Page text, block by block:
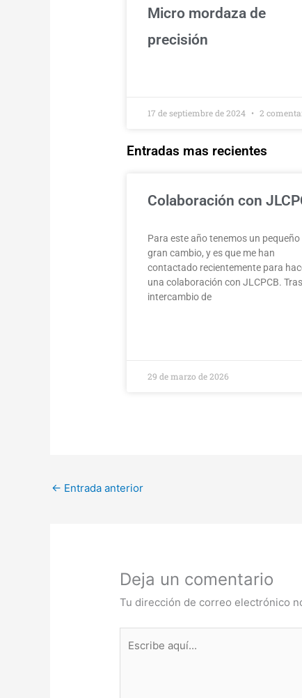
Micro mordaza de
precisión
17 de septiembre de 2024 2
Entradas mas recientes
Colaboración con
Para este año tenemos un pequeño
gran cambio, y es que me han
contactado recientemente para
una colaboración con JLCPCB. Tras
intercambio de
29 de marzo de 2026
← Entrada anterior
Deja un comentario
Tu dirección de correo electrónico